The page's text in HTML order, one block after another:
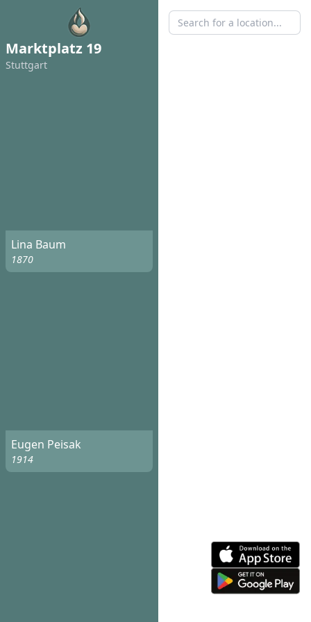
Marktplatz 19
Stuttgart
Lina Baum
1870
Eugen Peisak
1914